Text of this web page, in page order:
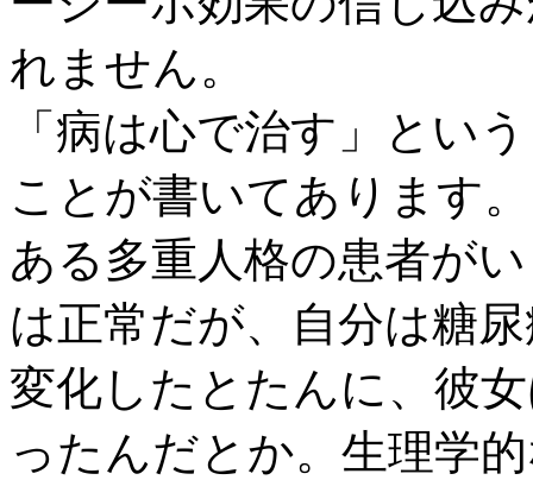
れません。
「病は心で治す」とい
ことが書いてあります。
ある多重人格の患者が
は正常だが、自分は糖
変化したとたんに、彼
ったんだとか。生理学